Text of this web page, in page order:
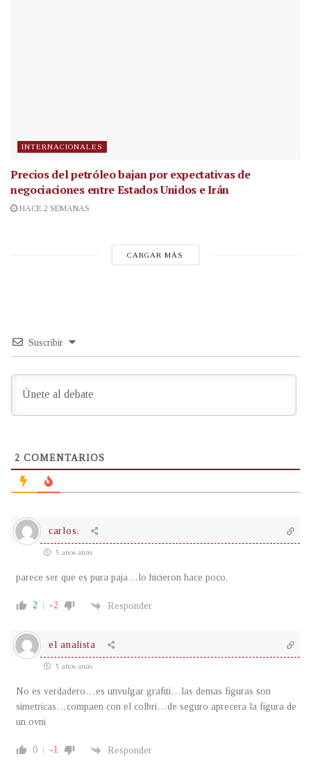
INTERNACIONALES
Precios del petróleo bajan por expectativas de
negociaciones entre Estados Unidos e Irán
HACE 2 SEMANAS
CARGAR MÁS
Suscribir
2 COMENTARIOS
carlos.
5 años atrás
parece ser que es pura paja…lo hicieron hace poco.
2 -2 Responder
el analista
5 años atrás
No es verdadero…es unvulgar grafiti…las demas figuras son
simetricas…compaen con el colbri…de seguro aprecera la figura de
un ovni
0 -1 Responder